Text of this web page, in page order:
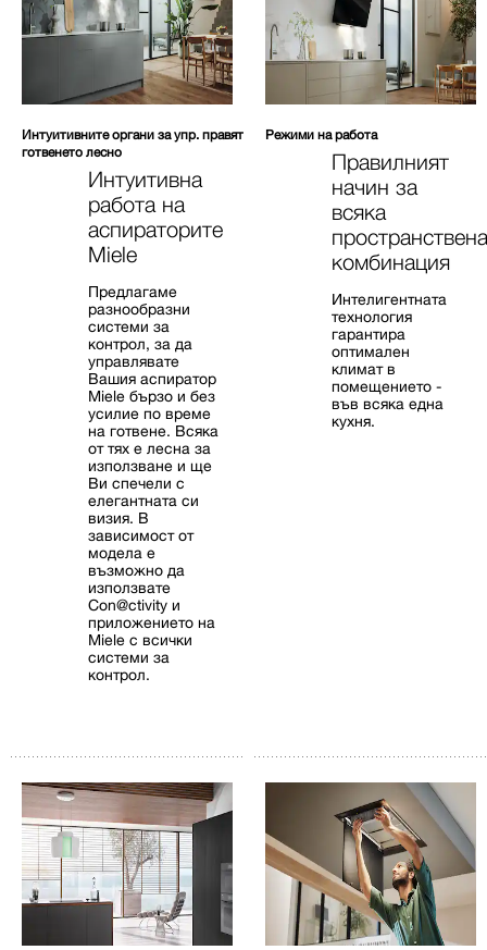
Интуитивните органи за упр. правят
готвенето лесно
Интуитивна
работа на
аспираторите
Miele
Предлагаме
разнообразни
системи за
контрол, за да
управлявате
Вашия аспиратор
Miele бързо и без
усилие по време
на готвене. Всяка
от тях е лесна за
използване и ще
Ви спечели с
елегантната си
визия. В
зависимост от
модела е
възможно да
използвате
Con@ctivity и
приложението на
Miele с всички
системи за
контрол.
Режими на работа
Правилният
начин за
всяка
комбинация
Интелигентната
технология
гарантира
оптимален
климат в
помещението -
във всяка една
кухня.